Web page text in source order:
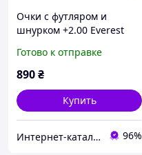
Очки с футляром и
шнурком +2.00 Everest
Готово к отправке
890₴
Купить
Интернет-кат​алог ск​​ид​​​ок "TRIVIA" 96%